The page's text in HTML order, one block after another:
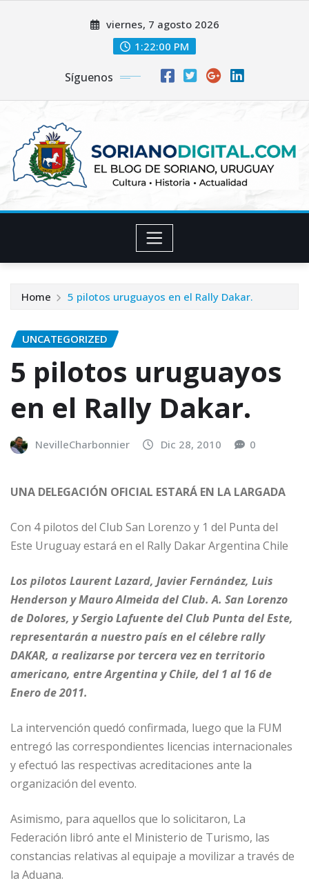
viernes, 7 agosto 2026
1:22:02 PM
Síguenos
Home 5 pilotos uruguayos en el Rally Dakar.
UNCATEGORIZED
5 pilotos uruguayos
en el Rally Dakar.
NevilleCharbonnier Dic 28, 2010 0
UNA DELEGACIÓN OFICIAL ESTARÁ EN LA LARGADA
Con 4 pilotos del Club San Lorenzo y 1 del Punta del
Este Uruguay estará en el Rally Dakar Argentina Chile
Los pilotos Laurent Lazard, Javier Fernández, Luis
Henderson y Mauro Almeida del Club. A. San Lorenzo
de Dolores, y Sergio Lafuente del Club Punta del Este,
representarán a nuestro país en el célebre rally
DAKAR, a realizarse por tercera vez en territorio
americano, entre Argentina y Chile, del 1 al 16 de
Enero de 2011.
La intervención quedó confirmada, luego que la FUM
entregó las correspondientes licencias internacionales
y efectuó las respectivas acreditaciones ante la
organización del evento.
Asimismo, para aquellos que lo solicitaron, La
Federación libró ante el Ministerio de Turismo, las
constancias relativas al equipaje a movilizar a través de
la Aduana.